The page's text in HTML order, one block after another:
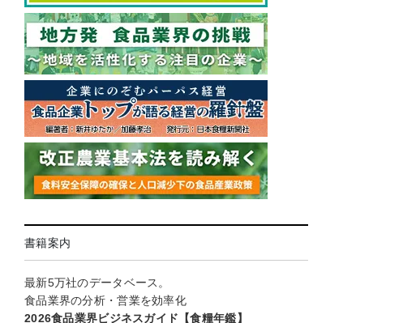
書籍案内
最新5万社のデータベース。
食品業界の分析・営業を効率化
2026食品業界ビジネスガイド【食糧年鑑】